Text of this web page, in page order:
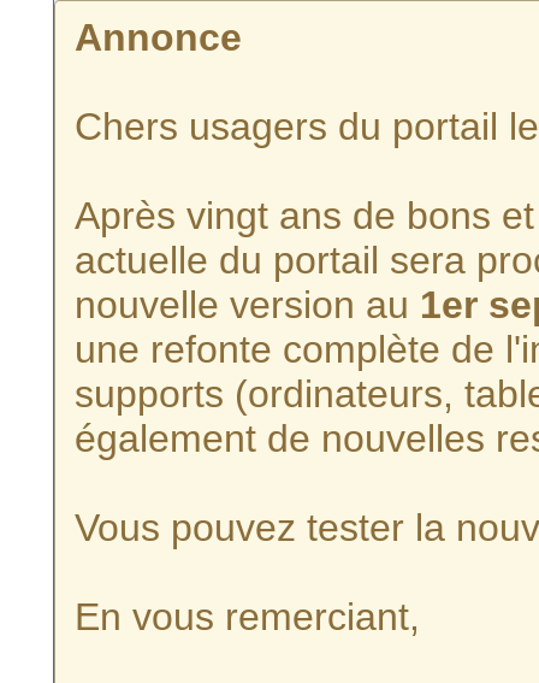
Annonce
Chers usagers du portail
Après vingt ans de bons
actuelle du portail sera
nouvelle version au 1er
une refonte complète de
supports (ordinateurs,
également de nouvelles
Vous pouvez tester la
En vous remerciant,